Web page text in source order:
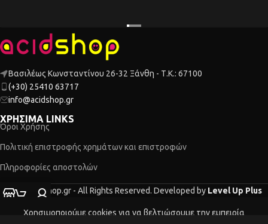
Βασιλέως Κωνσταντίνου 26-32 Ξάνθη - Τ.Κ.: 67100
(+30) 25410 63717
info@acidshop.gr
ΧΡΗΣΙΜΑ LINKS
Όροι Χρήσης
Πολιτική επιστροφής χρημάτων και επιστροφών
Πληροφορίες αποστολών
2026 Acidshop.gr - All Rights Reserved. Developed by Level Up Plus
Χρησιμοποιούμε cookies για να βελτιώσουμε την εμπειρία